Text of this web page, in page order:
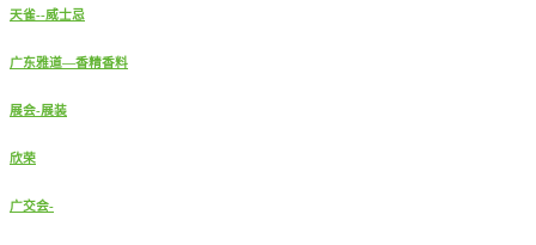
天雀--威士忌
广东雅道—香精香料
展会-展装
欣荣
广交会-